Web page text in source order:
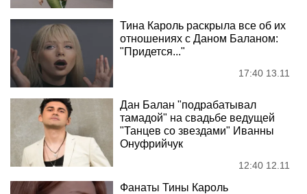
Тина Кароль раскрыла все об их
отношениях с Даном Баланом:
"Придется..."
17:40 13.11
Дан Балан "подрабатывал
тамадой" на свадьбе ведущей
"Танцев со звездами" Иванны
Онуфрийчук
12:40 12.11
Фанаты Тины Кароль